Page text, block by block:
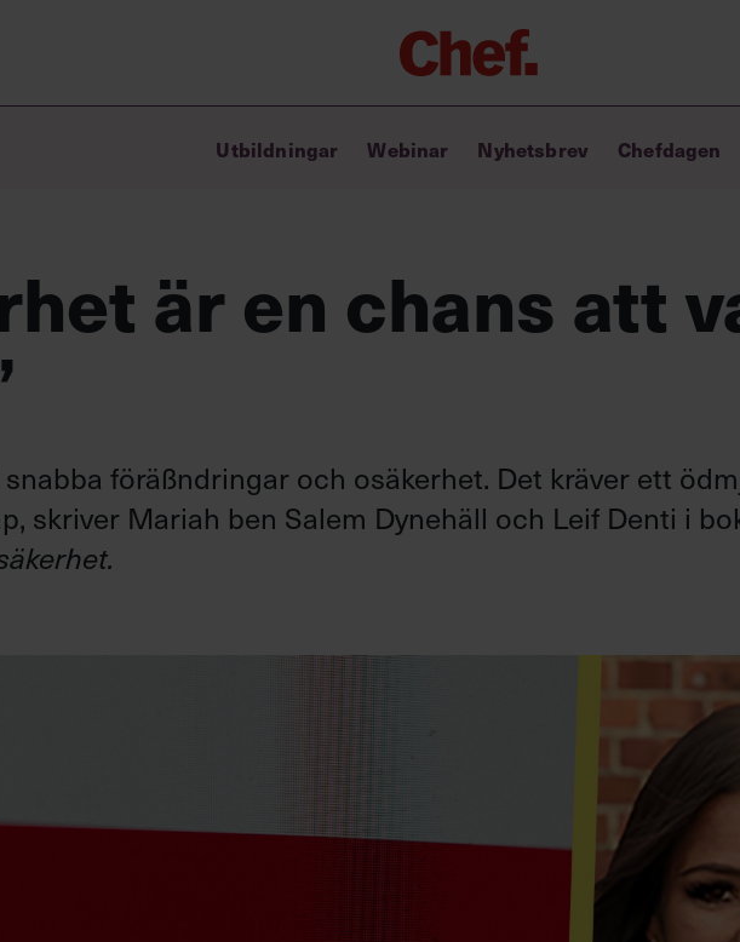
Chefakademin+
Lyft ditt ledarskap med C+
Ledarskapstest
Chef GPT – din chefsassistent i
Utbildningar Webinar Nyhetsbrev Chefdagen
är en chans att
föräßndringar och osäkerhet. Det kräver ett
skriver Mariah ben Salem Dynehäll och Leif Denti i